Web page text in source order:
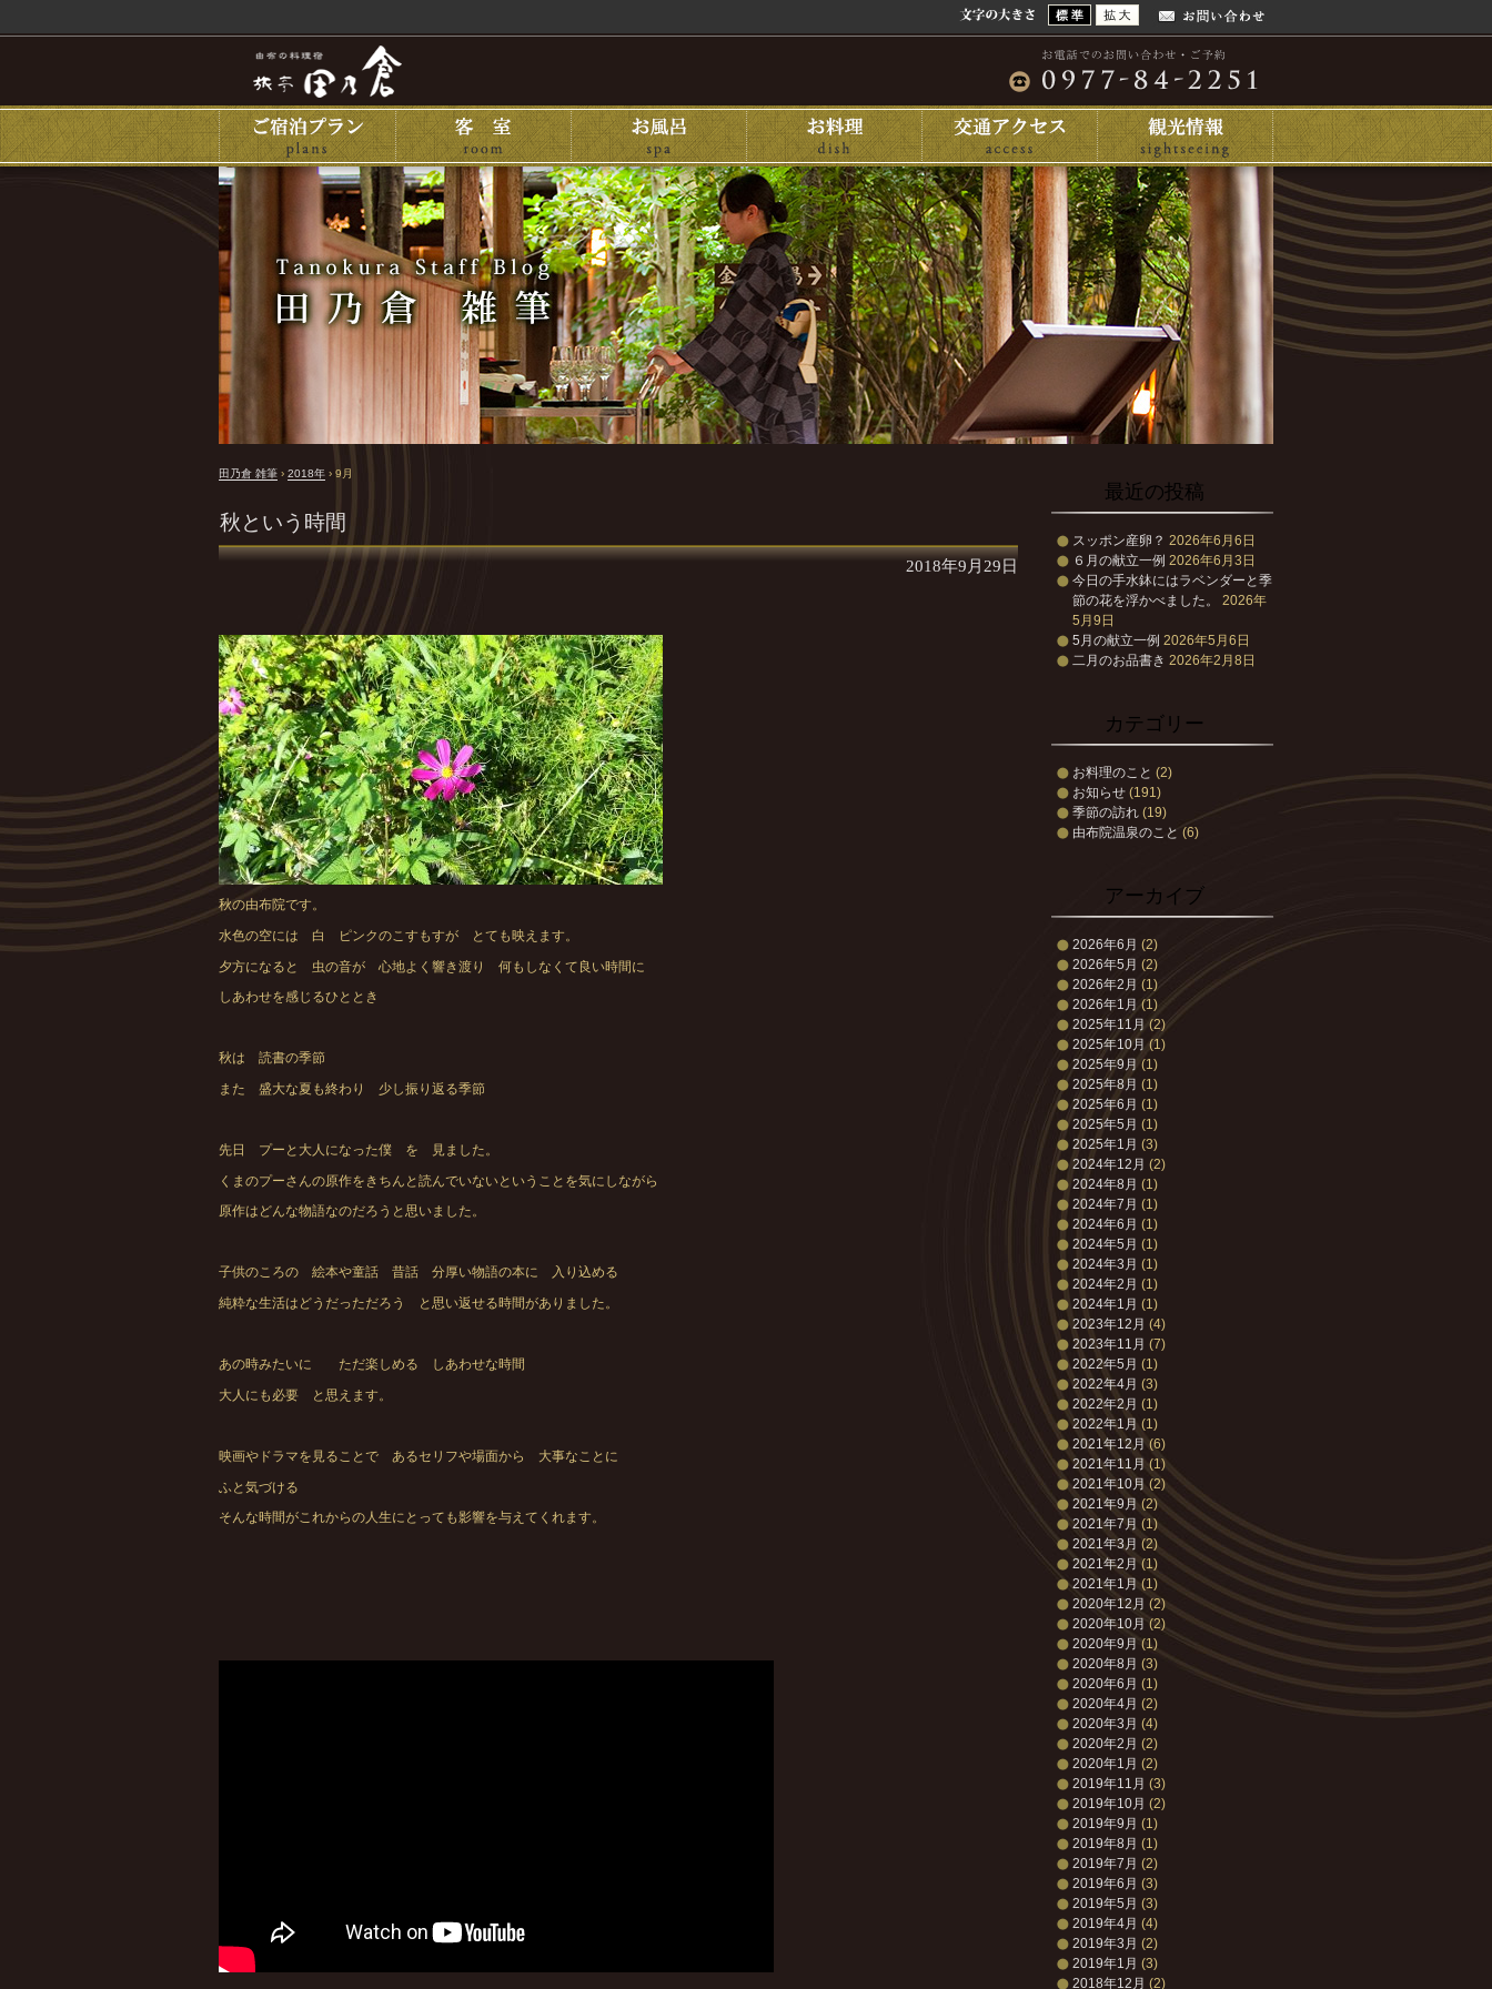
田乃倉 雑筆 › 2018年 › 9月
秋という時間
2018年9月29日
秋の由布院です。
水色の空には 白 ピンクのこすもすが とても映えます。
夕方になると 虫の音が 心地よく響き渡り 何もしなくて良い時間に
しあわせを感じるひととき
秋は 読書の季節
また 盛大な夏も終わり 少し振り返る季節
先日 プーと大人になった僕 を 見ました。
くまのプーさんの原作をきちんと読んでいないということを気にしながら
原作はどんな物語なのだろうと思いました。
子供のころの 絵本や童話 昔話 分厚い物語の本に 入り込める
純粋な生活はどうだっただろう と思い返せる時間がありました。
あの時みたいに ただ楽しめる しあわせな時間
大人にも必要 と思えます。
映画やドラマを見ることで あるセリフや場面から 大事なことに
ふと気づける
そんな時間がこれからの人生にとっても影響を与えてくれます。
最近の投稿
スッポン産卵？ 2026年6月6日
６月の献立一例 2026年6月3日
今日の手水鉢にはラベンダーと季
節の花を浮かべました。
2026年
5月9日
5月の献立一例 2026年5月6日
二月のお品書き 2026年2月8日
カテゴリー
お料理のこと (2)
お知らせ (191)
季節の訪れ (19)
由布院温泉のこと (6)
アーカイブ
2026年6月 (2)
2026年5月 (2)
2026年2月 (1)
2026年1月(1)
2025年11月 (2)
2025年10月 (1)
2025年9月 (1)
2025年8月 (1)
2025年6月 (1)
2025年5月 (1)
2025年1月 (3)
2024年12月 (2)
2024年8月 (1)
2024年7月 (1)
2024年6月 (1)
2024年5月 (1)
2024年3月 (1)
2024年2月 (1)
2024年1月 (1)
2023年12月 (4)
2023年11月 (7)
2022年5月 (1)
2022年4月 (3)
2022年2月 (1)
2022年1月 (1)
2021年12月 (6)
2021年11月 (1)
2021年10月 (2)
2021年9月 (2)
2021年7月 (1)
2021年3月 (2)
2021年2月 (1)
2021年1月 (1)
2020年12月 (2)
2020年10月 (2)
2020年9月 (1)
2020年8月 (3)
2020年6月 (1)
2020年4月 (2)
2020年3月 (4)
2020年2月 (2)
2020年1月 (2)
2019年11月 (3)
2019年10月 (2)
2019年9月 (1)
2019年8月 (1)
2019年7月 (2)
2019年6月 (3)
2019年5月 (3)
2019年4月 (4)
2019年3月 (2)
2019年1月 (3)
2018年12月 (2)